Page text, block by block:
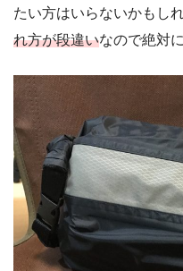
たい方はいらないかもし
れ方が段違いなので絶対